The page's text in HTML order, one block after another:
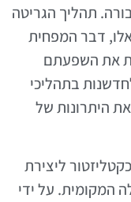
תהליך הגריטה
דבר המפחית
את השפעתם
בתהליכי
היתרונות של
ליצירת
המקומית. על ידי